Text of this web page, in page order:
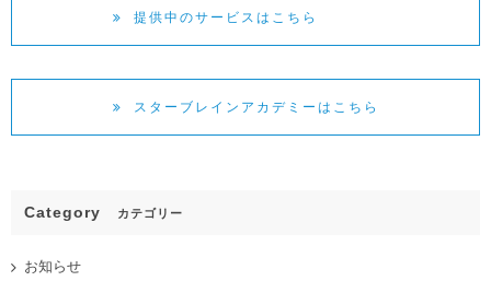
提供中のサービスはこちら
スターブレインアカデミーはこちら
Category カテゴリー
お知らせ